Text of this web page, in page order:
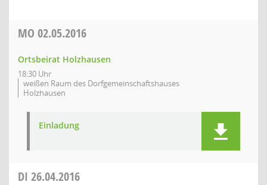
MO 02.05.2016
Ortsbeirat Holzhausen
18:30 Uhr
weißen Raum des Dorfgemeinschaftshauses
Holzhausen
Einladung
DI 26.04.2016